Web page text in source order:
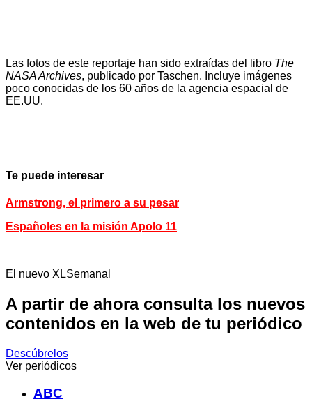
Las fotos de este reportaje han sido extraídas del libro The
NASA Archives, publicado por Taschen. Incluye imágenes
poco conocidas de los 60 años de la agencia espacial de
EE.UU.
Te puede interesar
Armstrong, el primero a su pesar
Españoles en la misión Apolo 11
El nuevo XLSemanal
A partir de ahora consulta los nuevos
contenidos en la web de tu periódico
Descúbrelos
Ver periódicos
ABC